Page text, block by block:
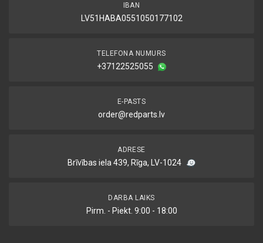
IBAN
LV51HABA0551050177102
TELEFONA NUMURS
+37122525055
E-PASTS
order@redparts.lv
ADRESE
Brīvības iela 439, Rīga, LV-1024
DARBA LAIKS
Pirm. - Piekt. 9:00 - 18:00